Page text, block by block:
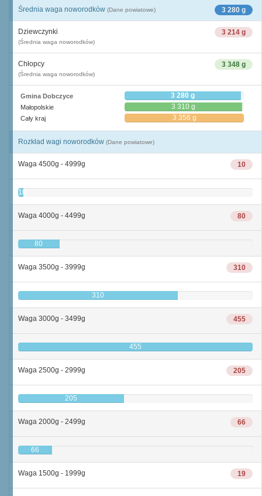
3 280 g
Średnia waga noworodków (Dane powiatowe)
3 214 g
Dziewczynki
(Średnia waga noworodków)
3 348 g
Chłopcy
(Średnia waga noworodków)
Gmina Dobczyce 3 280 g
Małopolskie 3 310 g
Cały kraj 3 356 g
Rozkład wagi noworodków (Dane powiatowe)
10
Waga 4500g - 4999g
10
80
Waga 4000g - 4499g
80
310
Waga 3500g - 3999g
310
455
Waga 3000g - 3499g
455
205
Waga 2500g - 2999g
205
66
Waga 2000g - 2499g
66
19
Waga 1500g - 1999g